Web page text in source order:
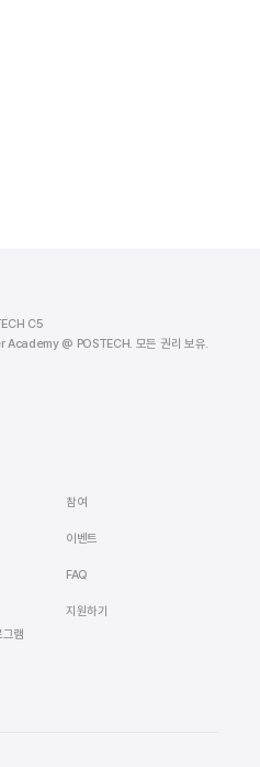
C5
@ POSTECH. 모든 권리 보유.
램
참여
이벤트
FAQ
지원하기